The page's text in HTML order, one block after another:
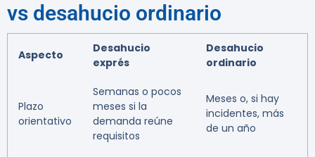
vs desahucio ordinario
Aspecto
Desahucio
exprés
Desahucio
ordinario
Plazo
orientativo
Semanas o pocos
meses si la
demanda reúne
requisitos
Meses o, si hay
incidentes, más
de un año